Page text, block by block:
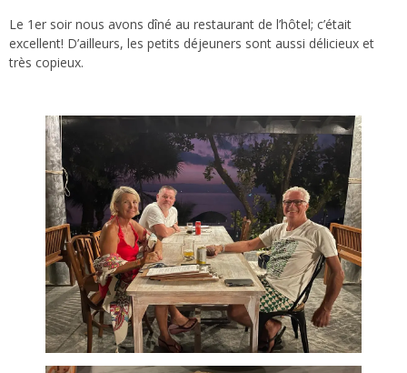
Le 1er soir nous avons dîné au restaurant de l’hôtel; c’était
excellent! D’ailleurs, les petits déjeuners sont aussi délicieux et
très copieux.